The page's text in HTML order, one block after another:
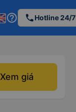
help_outline phoneHotline 24/7
Xem giá